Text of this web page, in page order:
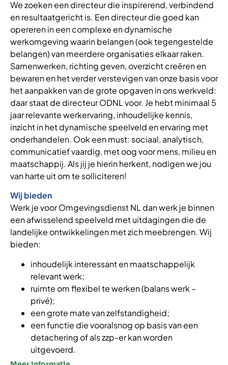
We zoeken een directeur die inspirerend, verbindend
en resultaatgericht is. Een directeur die goed kan
opereren in een complexe en dynamische
werkomgeving waarin belangen (ook tegengestelde
belangen) van meerdere organisaties elkaar raken.
Samenwerken, richting geven, overzicht creëren en
bewaren en het verder verstevigen van onze basis voor
het aanpakken van de grote opgaven in ons werkveld:
daar staat de directeur ODNL voor. Je hebt minimaal 5
jaar relevante werkervaring, inhoudelijke kennis,
inzicht in het dynamische speelveld en ervaring met
onderhandelen. Ook een must: sociaal, analytisch,
communicatief vaardig, met oog voor mens, milieu en
maatschappij. Als jij je hierin herkent, nodigen we jou
van harte uit om te solliciteren!
Wij bieden
Werk je voor Omgevingsdienst NL dan werk je binnen
een afwisselend speelveld met uitdagingen die de
landelijke ontwikkelingen met zich meebrengen. Wij
bieden:
inhoudelijk interessant en maatschappelijk
relevant werk;
ruimte om flexibel te werken (balans werk –
privé);
een grote mate van zelfstandigheid;
een functie die vooralsnog op basis van een
detachering of als zzp-er kan worden
uitgevoerd.